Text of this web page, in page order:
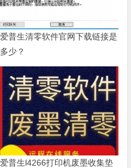
爱普生清零软件官网下载链接是
多少？
爱普生l4266打印机废墨收集垫